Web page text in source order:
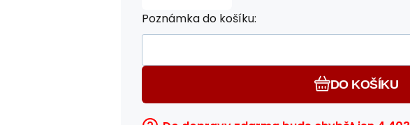
Poznámka do košíku:
DO KOŠÍKU